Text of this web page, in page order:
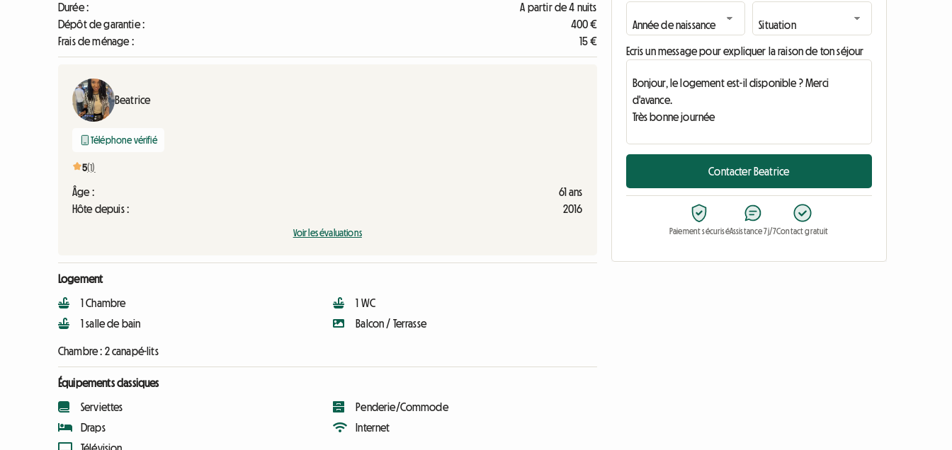
Durée :
A partir de 4 nuits
Dépôt de garantie :
400 €
Frais de ménage :
15 €
Beatrice
Téléphone vérifié
5(1)
Âge :
61 ans
Hôte depuis :
2016
Voir les évaluations
Logement
1 Chambre
1 salle de bain
1 WC
Balcon / Terrasse
Chambre : 2 canapé-lits
Équipements classiques
Serviettes
Draps
Penderie/Commode
Internet
Ecris un message pour expliquer la raison de ton séjour
Contacter Beatrice
Paiement sécuriséAssistance 7j/7Contact gratuit